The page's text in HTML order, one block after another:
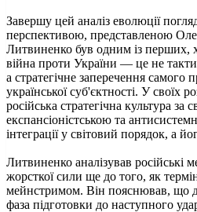
Завершу цей аналіз еволюції
перспективою, представленою
Литвиненко був одним із перших,
війна проти України — це не
а стратегічне заперечення самого
української суб'єктності. У своїх
російська стратегічна культура
експансіоністською та
інтеграції у світовий порядок, а
Литвиненко аналізував російські
жорсткої сили ще до того, як
мейнстримом. Він пояснював,
фаза підготовки до наступного